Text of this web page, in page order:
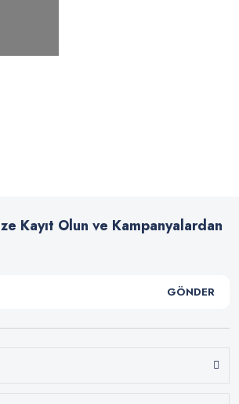
Kayıt Olun ve Kampanyalardan
GÖNDER